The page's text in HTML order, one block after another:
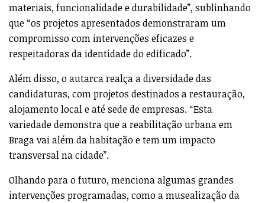
materiais, funcionalidade e durabilidade”, sublinhando
que “os projetos apresentados demonstraram um
compromisso com intervenções eficazes e
respeitadoras da identidade do edificado”.
Além disso, o autarca realça a diversidade das
candidaturas, com projetos destinados a restauração,
alojamento local e até sede de empresas. “Esta
variedade demonstra que a reabilitação urbana em
Braga vai além da habitação e tem um impacto
transversal na cidade”.
Olhando para o futuro, menciona algumas grandes
intervenções programadas, como a musealização da